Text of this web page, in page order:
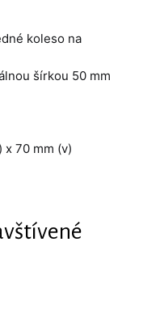
koleso na
šírkou 50 mm
x 70 mm (v)